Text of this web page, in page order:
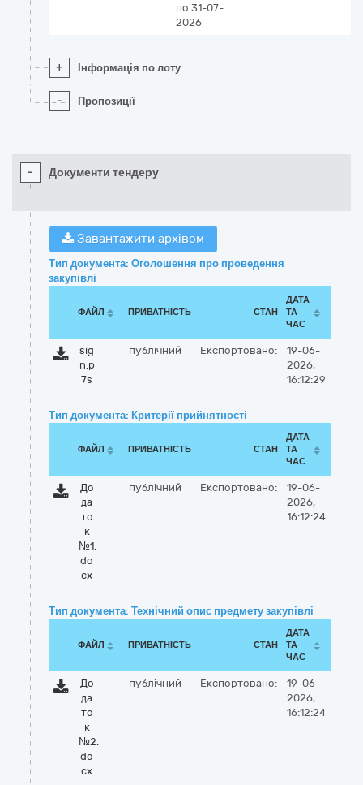
по 31-07-
2026
+ Інформація по лоту
- Пропозиції
- Документи тендеру
Завантажити архівом
Тип документа: Оголошення про проведення
закупівлі
ФАЙЛ ПРИВАТНІСТЬ СТАН
ДАТА
ТА
ЧАС
sig
n.p
7s
публічний Експортовано:
19-06-
2026,
16:12:29
Тип документа: Критерії прийнятності
ФАЙЛ ПРИВАТНІСТЬ СТАН
ДАТА
ТА
ЧАС
До
да
то
к
№1.
do
cx
публічний Експортовано:
19-06-
2026,
16:12:24
Тип документа: Технічний опис предмету закупівлі
ФАЙЛ ПРИВАТНІСТЬ СТАН
ДАТА
ТА
ЧАС
До
да
то
к
№2.
do
cx
публічний Експортовано:
19-06-
2026,
16:12:24